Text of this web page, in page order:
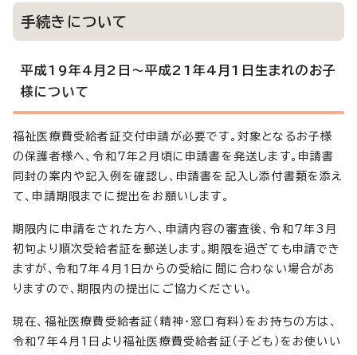
手続きについて
平成19年4月2日～平成21年4月1日生まれのお子
様について
福祉医療費受給者証交付申請が必要です。対象となるお子様
の保護者様へ、令和7年2月頃に申請書を発送します。申請書
同封の案内や記入例を確認し、申請書を記入し添付書類を添え
て、申請期限までに提出をお願いします。
期限内に申請をされた方へ、申請内容の審査後、令和7年3月
初旬より順次受給者証を郵送します。期限を過ぎても申請でき
ますが、令和7年4月1日からの受給に間に合わない場合があ
りますので、期限内の提出にご協力ください。
現在、福祉医療費受給者証（精神・窓口有料）をお持ちの方は、
令和7年4月1日より福祉医療費受給者証（子ども）をお使いい